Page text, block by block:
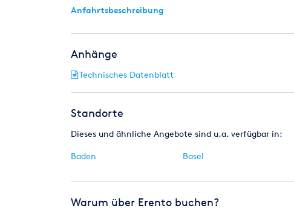
Anfahrtsbeschreibung
Anhänge
Technisches Datenblatt
Standorte
Dieses und ähnliche Angebote sind u.a. verfügbar in:
Baden Basel
Warum über Erento buchen?